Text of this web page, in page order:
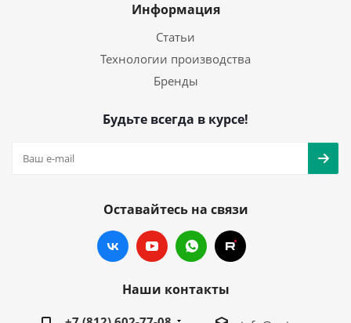
Информация
Статьи
Технологии производства
Бренды
Будьте всегда в курсе!
Оставайтесь на связи
Наши контакты